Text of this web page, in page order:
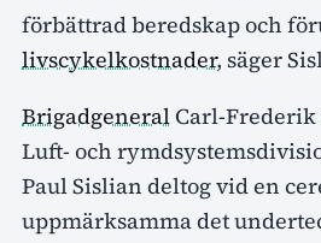
förbättrad beredskap och
livscykelkostnader, säger
Brigadgeneral Carl-
Luft- och
Paul Sislian deltog vid en
uppmärksamma det